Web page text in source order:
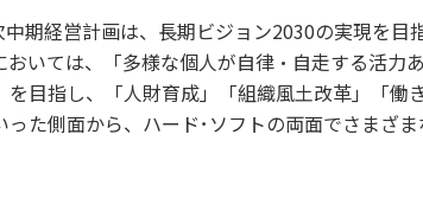
期経営計画は、長期ビジョン2030の実現を目
いては、「多様な個人が自律・自走する活力
目指し、「人財育成」「組織風土改革」「働
た側面から、ハード･ソフトの両面でさまざ